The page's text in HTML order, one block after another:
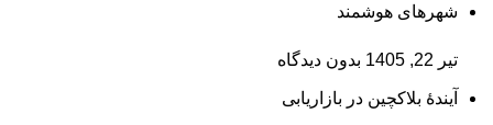
شهرهای هوشمند
تیر 22, 1405 بدون دیدگاه
آیندۀ بلاکچین در بازاریابی